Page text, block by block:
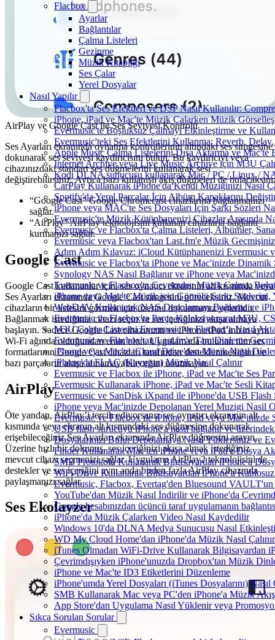
Flacbox
Ayarlar
Bağlantılar
Çalma Listeleri
Gezinme
Müzik Kitaplığı
Ses Çalar
Yerel Dosyalar
Nasıl Yapılır
Flacbox'ta Ses Efektleri ve DSP Nasıl Kullanılır:
iPhone, iPad ve Mac'te Müzik Çalarken Müzik
Evermusic'te Boşluksuz Çalmayı Etkinleştirme ve
Evermusic'teki Ses Efektlerini Kullanma: Reverb,
Apple Music Çalma Listelerini Dışa Aktarma ve Mac'te
Internet Archive veya Live Music Archive için M3U
Kodi DLNA sunucusu kullanarak Mac / PC / Linux /
CarPlay Kullanarak iPhone'da Kendi Müziğinizi Nasıl
Spotify'da Yerel Parçalar İçin Albüm Kapaklarını
iPhone veya MAC'te Ses Dosyaları İçin Şarkı Sözleri
Evermusic'te Müzik Kütüphanenizi Cihazlar Arasında
Evermusic ve Flacbox'ta Çalma Listeleri, Albümler,
Evermusic veya Flacbox'tan Last.fm'e Müzik
Adım Adım Kılavuz: iCloud Kütüphanenizi Evermusic
Evermusic ve Flacbox'ta iPhone ve Mac'inizde Dinamik
Synology NAS Nasıl Bağlanır ve iPhone veya
Evermusic ve Flacbox'ta Çevrimdışı Müzik Çalma:
iPhone veya Mac'te Müzik için Gömülü Şarkı Sözlerini,
WebDAV Kullanarak NAS Depolamayı Bağlama ve
Evermusic ve Flacbox'ta Parça Koleksiyonunu M3U,
M3U Çalma Listesini Evermusic ve Flacbox'a Nasıl
Evermusic ve Flacbox'tan Last.fm'e Tam Dinleme
iPhone veya Mac'te iCloud Drive'dan Müzik Nasıl
iPhone'da FLAC (Kayıpsız) Müzik Nasıl Çalınır
Evermusic ve Flacbox ile iPhone, iPad ve Mac'te Ses
Evermusic Kullanarak iPhone, iPad ve Mac'te Sesli
Evermusic ve SanDisk iXpand ile iPhone'da USB Flash
iPhone veya Mac'inizde Depolanan Yerel Muzigi Nasil
Evermusic ve Flacbox ile iPhone, iPad veya Mac'inizde
USB flash sürücüyü iPhone'a nasıl bağlanır ve
Dosyalarınızı Bulut Depolamaya Nasıl Yüklersiniz ve
Finder Kullanarak Mac'ten iPhone veya iPad'e Dosya
SMB Protokolü Kullanarak Bilgisayardan iPhone'a
WiFi-Drive Kullanarak Bilgisayardan iPhone'a Kablosuz
Evermusic, Flacbox, Evertag'den Bluesound VAULT'un
YouTube'dan Müzik Nasıl İndirilir ve iPhone'da
Google hesabınızdan üçüncü taraf uygulamanın
iPhone'da Müzik Çalarken Video Nasıl Kaydedilir
Windows 10'da DLNA Medya Sunucusu Nasıl
WD My Cloud Home'dan iPhone'da Müzik Nasıl Çalınır
iTunes Olmadan WiFi-Drive Kullanarak Bilgisayardan
Çevrimdışıyken iPhone'unuzda Dropbox'tan Müzik
iPhone ve Mac'te ID3 Etiketlerini Düzenleme
iPhone'umda Yerel Dosyaları (iTunes Dosyalarını) Nasıl
SMB Kullanarak Mac veya PC'den iPhone'a Müzik
App Store'dan Uygulama Nasıl Yüklenir veya
Sıkça Sorulan Sorular
Evermusic
AirPlay ve Google Cast ile Ses Seviyesi Kontrolü
Ses Ayarları ekranında oynatma kontrollerinin altındaki ses simgesine
dokunarak ses seviyesi kaydırıcısını bulun. Bu kaydırıcıyı veya
cihazınızdaki standart ses düğmelerini kullanarak sesi
değiştirebilirsiniz. Ayrıca bazı kullanışlı akış düğmeleri de
“Google Cast” Google Chromecast cihazlarına bağlanmanızı
sağlar.
“AirPlay” AirPlay teknolojisini kullanan cihazlarla bağlantı
kurmanızı sağlar.
Google Cast
Google Cast kullananlar için, ses oynatıcı ekranının alt kısmında veya
Ses Ayarları ekranında Google Cast simgesini göreceksiniz. Mevcut
cihazların bir listesini görmek için üzerine dokunmanız yeterlidir.
Bağlanmak istediğiniz cihazı seçin ve ses içeriğinizi akışa almaya
başlayın. Sadece Google Cast cihazınızın ve iPhone/iPad’inizin aynı
Wi-Fi ağında olduğundan emin olun. Uygulamada bulunan tüm ses
formatlarının Google Cast cihazları tarafından desteklenmediğini ve
bazı parçaların akışa alınamayabileceğini unutmayın.
AirPlay
Öte yandan, AirPlay’i tercih ediyorsanız ses oynatıcı ekranının alt
kısmında veya ekranın alt kısmındaki ses düğmesine dokunarak
erişebileceğiniz Ses Ayarları ekranında AirPlay düğmesini arayın.
Üzerine hızlı bir dokunuş, ses içeriğinizi akışa almak istediğiniz
mevcut cihazı seçmenizi sağlar. Uygulama AirPlay2 teknolojisini de
destekler ve ses içeriğini aynı anda birden fazla AirPlay cihazında
paylaşmanızı sağlar.
Ses Ekolayzer